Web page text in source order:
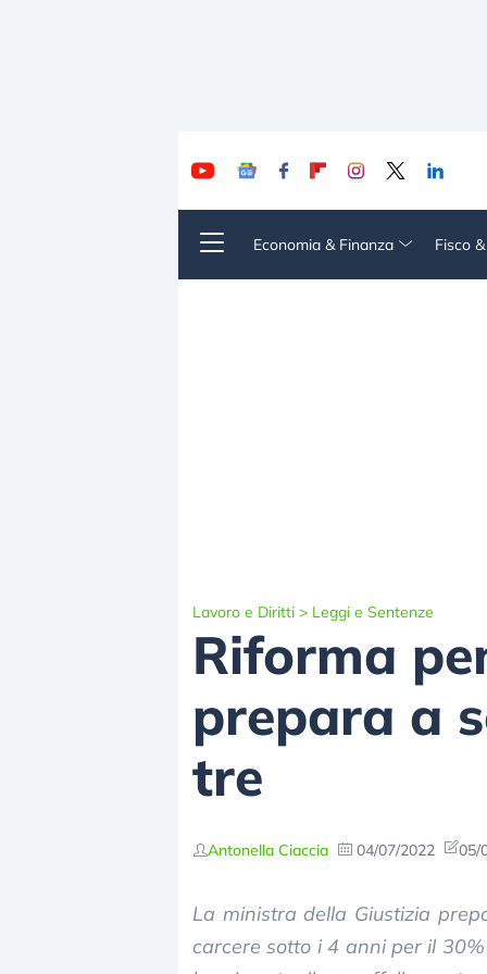
Economia & Finanza Fisco
Lavoro e Diritti > Leggi e Sentenze
Riforma
prepara a
tre
Antonella Ciaccia 04/07/2022 05/
La ministra della Giustizia
carcere sotto i 4 anni per il